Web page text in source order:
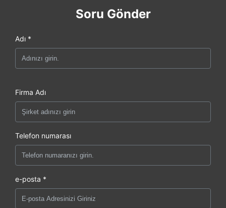
Soru Gönder
Adı *
Firma Adı
Telefon numarası
e-posta *